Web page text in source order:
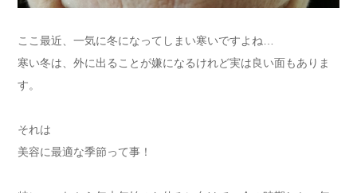
ここ最近、一気に冬になってしまい寒いですよね…
寒い冬は、外に出ることが嫌になるけれど実は良い面もありま
す。
それは
美容に最適な季節って事！